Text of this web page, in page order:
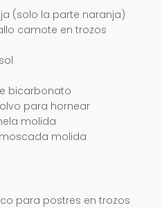
(solo la parte naranja)
camote en trozos
bicarbonato
para hornear
molida
molida
para postres en trozos